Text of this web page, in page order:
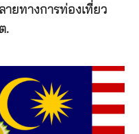
ายทางการท่องเที่ยว
.